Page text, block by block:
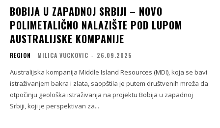
BOBIJA U ZAPADNOJ SRBIJI – NOVO
POLIMETALIČNO NALAZIŠTE POD LUPOM
AUSTRALIJSKE KOMPANIJE
REGION MILICA VUCKOVIC - 26.09.2025
Australijska kompanija Middle Island Resources (MDI), koja se bavi
istraživanjem bakra i zlata, saopštila je putem društvenih mreža da
otpočinju geološka istraživanja na projektu Bobija u zapadnoj
Srbiji, koji je perspektivan za...